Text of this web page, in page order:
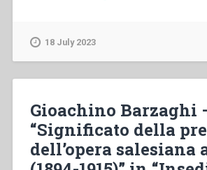
Guglielmo
Piani,
SDB”
18 July 2023
Gioachino Barzaghi
“Significato della
dell’opera salesiana